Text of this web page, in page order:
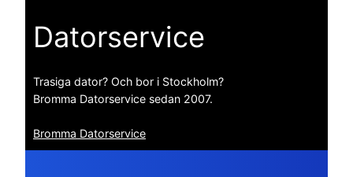
Datorservice
Trasiga dator? Och bor i Stockholm?
Bromma Datorservice sedan 2007.
Bromma Datorservice